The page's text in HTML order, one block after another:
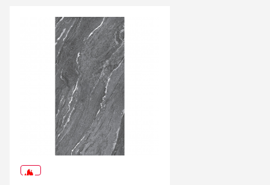
Пікір жазу